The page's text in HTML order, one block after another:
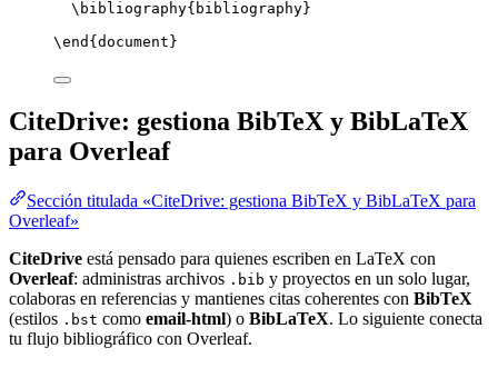
\bibliography{bibliography}
\end { document }
CiteDrive: gestiona BibTeX y BibLaTeX
para Overleaf
Sección titulada «CiteDrive: gestiona BibTeX y BibLaTeX para
Overleaf»
CiteDrive está pensado para quienes escriben en LaTeX con
Overleaf: administras archivos .bib y proyectos en un solo lugar,
colaboras en referencias y mantienes citas coherentes con BibTeX
(estilos .bst como email-html) o BibLaTeX. Lo siguiente conecta
tu flujo bibliográfico con Overleaf.